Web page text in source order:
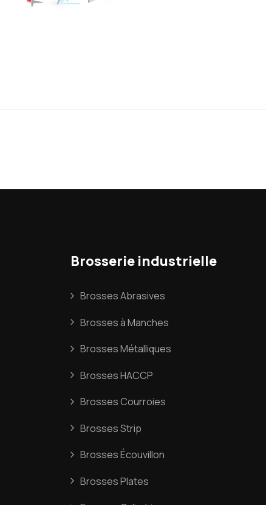
Brosserie industrielle
Brosses Abrasives
Brosses à Manches
Brosses Métalliques
Brosses HACCP
Brosses Courroies
Brosses Strip
Brosses Écouvillon
Brosses Plates